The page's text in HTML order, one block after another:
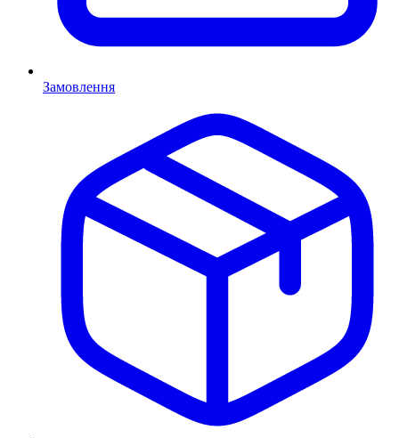
Замовлення